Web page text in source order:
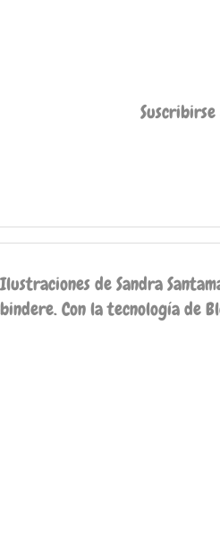
Suscribirse
de Sandra
. Con la tecnología de